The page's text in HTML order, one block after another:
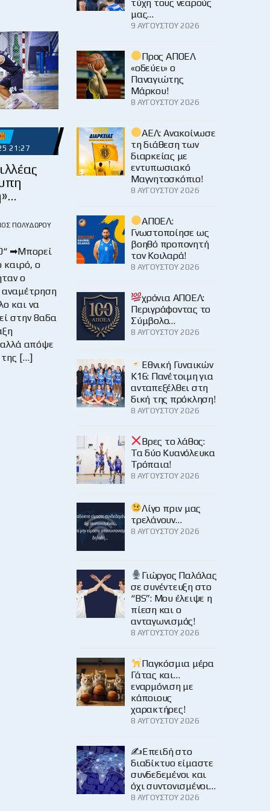
21:27
ΠΟΛΥΔΏΡΟΥ
➡Μπορεί
καιρό, ο
ο
αναμέτρηση
και να
στην 8αδα
απόψε
της […]
τύχη τους νεαρούς
μας…
9 ΑΥΓΟΎΣΤΟΥ 2026
Προς ΑΠΟΕΛ
«οδεύει» ο
Παναγιώτης
Μάρκου!
8 ΑΥΓΟΎΣΤΟΥ 2026
ΑΕΛ: Ανακοίνωσε
τη διάθεση των
διαρκείας με
εντυπωσιακό
Μαγνητοσκόπιο!
8 ΑΥΓΟΎΣΤΟΥ 2026
ΑΠΟΕΛ:
Γνωστοποίησε ως
βοηθό προπονητή
τον Κοιλαρά!
8 ΑΥΓΟΎΣΤΟΥ 2026
χρόνια ΑΠΟΕΛ:
Περιγράφοντας το
Σύμβολο…
8 ΑΥΓΟΎΣΤΟΥ 2026
Εθνική Γυναικών
Κ16: Πανέτοιμη για
ανταπεξέλθει στη
δική της πρόκληση!
8 ΑΥΓΟΎΣΤΟΥ 2026
Βρες το λάθος:
Τα δύο Κυανόλευκα
Τρόπαια!
8 ΑΥΓΟΎΣΤΟΥ 2026
Λίγο πριν μας
τρελάνουν…
8 ΑΥΓΟΎΣΤΟΥ 2026
Γιώργος Παλάλας
σε συνέντευξη στο
“BS”: Μου έλειψε η
πίεση και ο
ανταγωνισμός!
8 ΑΥΓΟΎΣΤΟΥ 2026
Παγκόσμια μέρα
Γάτας και…
εναρμόνιση με
κάποιους
χαρακτήρες!
8 ΑΥΓΟΎΣΤΟΥ 2026
✍️Επειδή στο
διαδίκτυο είμαστε
συνδεδεμένοι και
όχι συντονισμένοι…
8 ΑΥΓΟΎΣΤΟΥ 2026